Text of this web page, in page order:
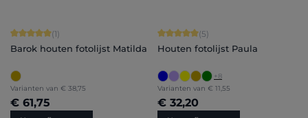
Gemiddelde waardering van 5 van 5 sterren
(1)
Barok houten fotolijst Matilda
Varianten van € 38,75
€ 61,75
Gemiddelde waardering van 5 van 5
(5)
Houten fotolijst Paula
+8
Varianten van € 11,55
€ 32,20